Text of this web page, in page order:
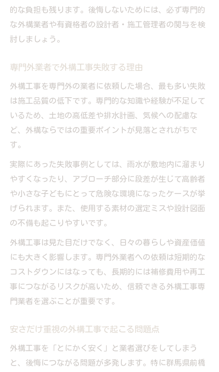
的な負担も残ります。後悔しないためには、必ず専門的
な外構業者や有資格者の設計者・施工管理者の関与を検
討しましょう。
専門外業者で外構工事失敗する理由
外構工事を専門外の業者に依頼した場合、最も多い失敗
は施工品質の低下です。専門的な知識や経験が不足して
いるため、土地の高低差や排水計画、気候への配慮な
ど、外構ならではの重要ポイントが見落とされがちで
す。
実際にあった失敗事例としては、雨水が敷地内に溜まり
やすくなったり、アプローチ部分に段差が生じて高齢者
や小さな子どもにとって危険な環境になったケースが挙
げられます。また、使用する素材の選定ミスや設計図面
の不備も起こりやすいです。
外構工事は見た目だけでなく、日々の暮らしや資産価値
にも大きく影響します。専門外業者への依頼は短期的な
コストダウンにはなっても、長期的には補修費用や再工
事につながるリスクが高いため、信頼できる外構工事専
門業者を選ぶことが重要です。
安さだけ重視の外構工事で起こる問題点
外構工事を「とにかく安く」と業者選びをしてしまう
と、後悔につながる問題が多発します。特に群馬県前橋